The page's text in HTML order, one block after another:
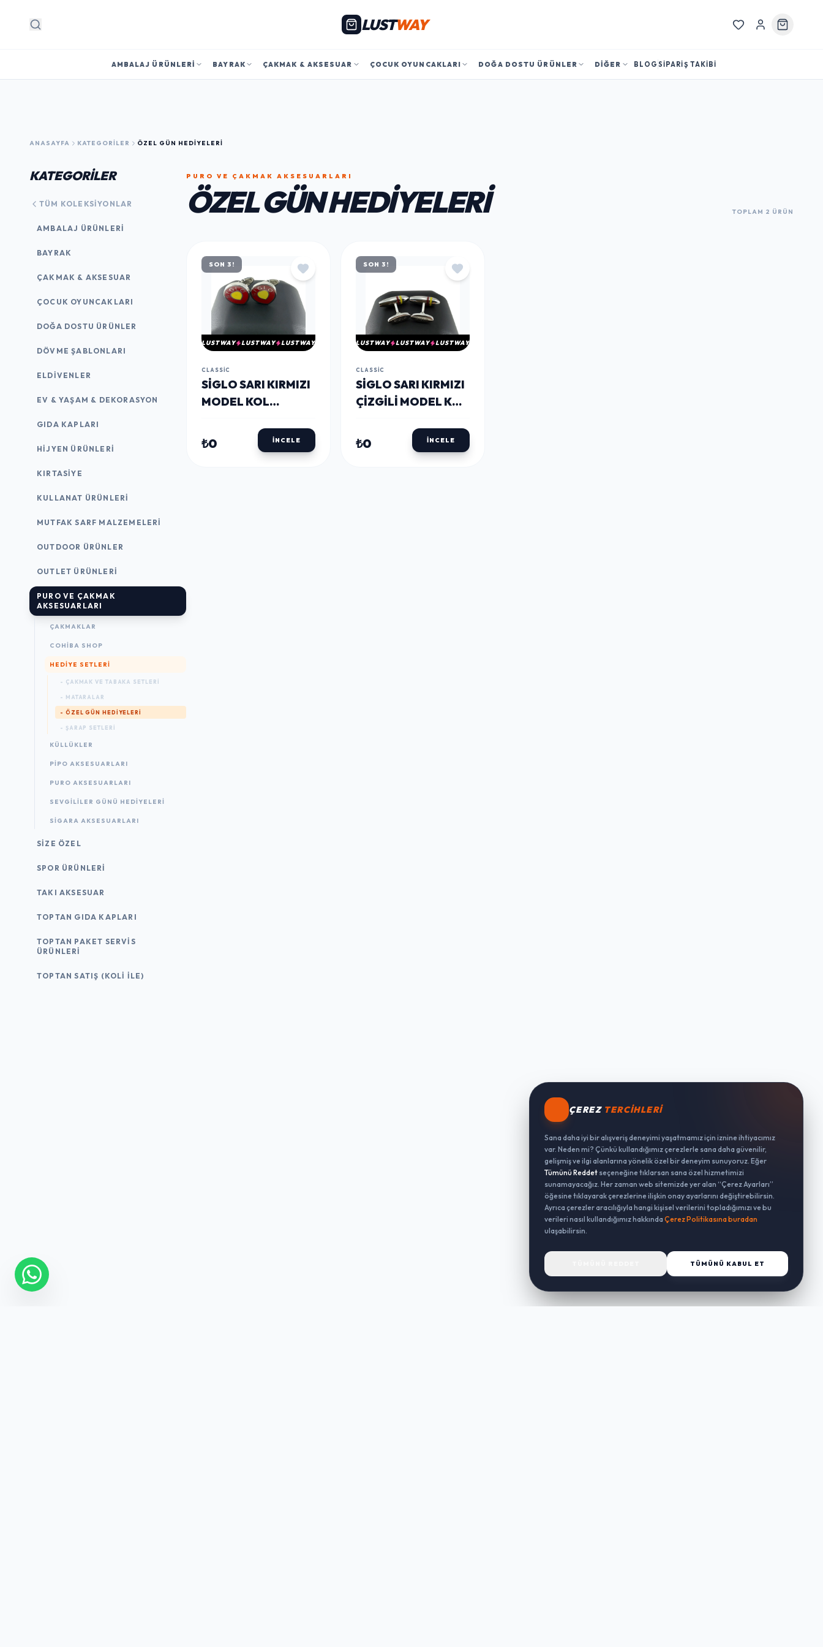
Arama LUSTWAY
AMBALAJ ÜRÜNLERI BAYRAK ÇAKMAK & AKSESUAR ÇOCUK OYUNCAKLARI DOĞA DOSTU ÜRÜNLER DİĞER BLOG SİPARİŞ TAKİBİ
ANASAYFA KATEGORILER ÖZEL GÜN HEDIYELERI
KATEGORİLER
TÜM KOLEKSIYONLAR
AMBALAJ ÜRÜNLERI
BAYRAK
ÇAKMAK & AKSESUAR
ÇOCUK OYUNCAKLARI
DOĞA DOSTU ÜRÜNLER
DÖVME ŞABLONLARI
ELDIVENLER
EV & YAŞAM & DEKORASYON
GIDA KAPLARI
HIJYEN ÜRÜNLERI
KIRTASİYE
KULLANAT ÜRÜNLERI
MUTFAK SARF MALZEMELERI
OUTDOOR ÜRÜNLER
OUTLET ÜRÜNLERI
PURO VE ÇAKMAK
AKSESUARLARI
ÇAKMAKLAR
COHIBA SHOP
HEDIYE SETLERI
- ÇAKMAK VE TABAKA SETLERI
- MATARALAR
- ÖZEL GÜN HEDIYELERI
- ŞARAP SETLERI
KÜLLÜKLER
PIPO AKSESUARLARI
PURO AKSESUARLARI
SEVGILILER GÜNÜ HEDIYELERI
SIGARA AKSESUARLARI
SIZE ÖZEL
SPOR ÜRÜNLERI
TAKI AKSESUAR
TOPTAN GIDA KAPLARI
TOPTAN PAKET SERVIS
ÜRÜNLERI
TOPTAN SATIŞ (KOLI İLE)
PURO VE ÇAKMAK AKSESUARLARI
ÖZEL GÜN HEDIYELERI TOPLAM 2 ÜRÜN
SON 3!
LUSTWAY LUSTWAY LUSTWAY
CLASSIC
SİGLO SARI KIRMIZI
MODEL KOL
₺0 İNCELE
SON 3!
LUSTWAY LUSTWAY LUSTWAY
CLASSIC
SİGLO SARI KIRMIZI
ÇIZGILI MODEL KOL
₺0 İNCELE
ÇEREZ TERCIHLERI
Sana daha iyi bir alışveriş deneyimi yaşatmamız için iznine ihtiyacımız
var. Neden mi? Çünkü kullandığımız çerezlerle sana daha güvenilir,
gelişmiş ve ilgi alanlarına yönelik özel bir deneyim sunuyoruz. Eğer
Tümünü Reddet seçeneğine tıklarsan sana özel hizmetimizi
sunamayacağız. Her zaman web sitemizde yer alan “Çerez Ayarları”
öğesine tıklayarak çerezlerine ilişkin onay ayarlarını değiştirebilirsin.
Ayrıca çerezler aracılığıyla hangi kişisel verilerini topladığımızı ve bu
verileri nasıl kullandığımız hakkında Çerez Politikasına buradan
ulaşabilirsin.
TÜMÜNÜ KABUL ET